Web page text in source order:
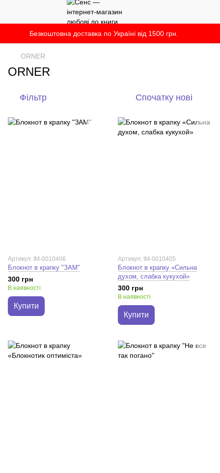
Безкоштовна доставка по Україні від 1500 грн.
ORNER
ORNER
Фільтр Спочатку нові
Артикул: IM-0010406
Блокнот в крапку "ЗАМ"
300 грн
В наявності
Купити
Артикул: IM-0010405
Блокнот в крапку «Сильна
духом, слабка кукухой»
300 грн
В наявності
Купити